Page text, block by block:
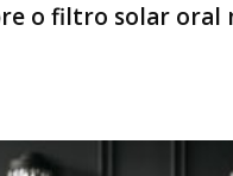
o filtro solar oral